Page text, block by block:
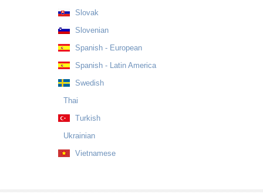
Slovak
Slovenian
Spanish - European
Spanish - Latin America
Swedish
Thai
Turkish
Ukrainian
Vietnamese